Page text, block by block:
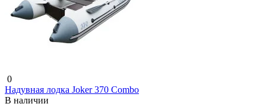
0
Надувная лодка Joker 370 Combo
В наличии